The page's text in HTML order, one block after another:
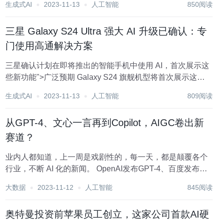
锋。Galaxy S24 系列预计将引入前沿的设备内和基于云的
生成式AI 2023-11-13 人工智能 850阅读
三星 Galaxy S24 Ultra 强大 AI 升级已确认：专
门使用高通解决方案
三星确认计划在即将推出的智能手机中使用 AI，首次展示这
些新功能">广泛预期 Galaxy S24 旗舰机型将首次展示这些
引发问题。 这家韩国公司在 2023 年三星 AI 论坛上推出了其
生成式AI 2023-11-13 人工智能 809阅读
从GPT-4、文心一言再到Copilot，AIGC卷出新
赛道？
业内人都知道，上一周是戏剧性的，每一天，都是颠覆各个
行业，不断 AI 化的新闻。 OpenAI发布GPT-4、百度发布文
人的命运可以说是跌宕起伏，命途多舛了。今...
大数据 2023-11-12 人工智能 845阅读
奥特曼投资前苹果员工创立，这家公司首款AI硬